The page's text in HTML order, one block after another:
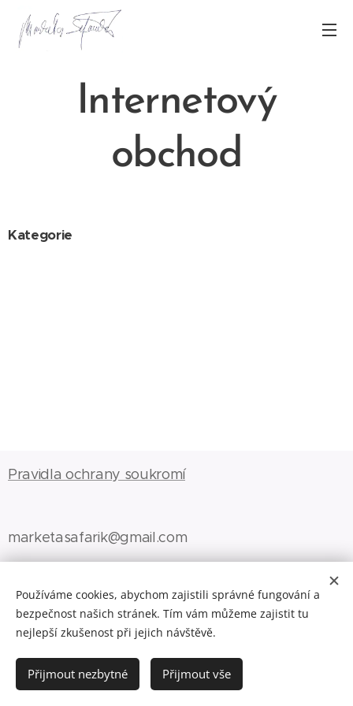
Internetový
obchod
Kategorie
Pravidla ochrany soukromí
marketasafarik@gmail.com
2021 © Markéta Šafáriková, všechna práva vyhrazena
Čeština
Používáme cookies, abychom zajistili správné fungování a
bezpečnost našich stránek. Tím vám můžeme zajistit tu
nejlepší zkušenost při jejich návštěvě.
Přijmout nezbytné Přijmout vše